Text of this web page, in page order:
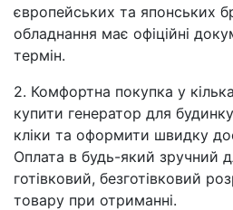
європейських та японських
обладнання має офіційні
термін.
2. Комфортна покупка у
купити генератор для
кліки та оформити швидку
Оплата в будь-який зручний
готівковий, безготівковий
товару при отриманні.